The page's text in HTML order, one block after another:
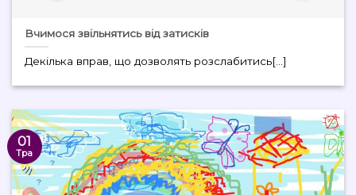
Вчимося звільнятись від затисків
Декілька вправ, що дозволять розслабитись[...]
01
Тра